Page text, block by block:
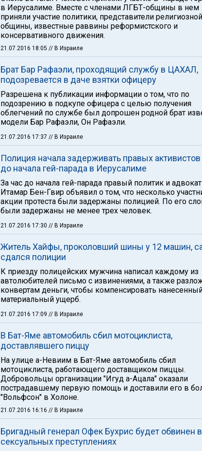
в Иерусалиме. Вместе с членами ЛГБТ-общины в нем
приняли участие политики, представители религиозной
общины, известные раввины реформистского и
консервативного движения.
21.07.2016 18:05 // В Израиле
Брат Бар Рафаэли, проходящий службу в ЦАХАЛ,
подозревается в даче взятки офицеру
Разрешена к публикации информации о том, что по
подозрению в подкупе офицера с целью получения
облегчений по службе был допрошен родной брат
модели Бар Рафаэли, Он Рафаэли.
21.07.2016 17:37 // В Израиле
Полиция начала задерживать правых
до начала гей-парада в Иерусалиме
За час до начала гей-парада правый политик и адвокат
Итамар Бен-Гвир объявил о том, что несколько
акции протеста были задержаны полицией. По его
были задержаны не менее трех человек.
21.07.2016 17:30 // В Израиле
Житель Хайфы, проколовший шины у 12 машин,
сдался полиции
К приезду полицейских мужчина написал каждому из
автолюбителей письмо с извинениями, а также
конвертам деньги, чтобы компенсировать
материальный ущерб.
21.07.2016 17:09 // В Израиле
В Бат-Яме автомобиль сбил мотоциклиста,
доставлявшего пиццу
На улице а-Невиим в Бат-Яме автомобиль сбил
мотоциклиста, работающего доставщиком пиццы.
Добровольцы организации "Игуд а-Ацала" оказали
пострадавшему первую помощь и доставили его в
"Вольфсон" в Холоне.
21.07.2016 16:16 // В Израиле
Бригадный генерал Офек Бухрис будет обвинен в
сексуальных преступлениях